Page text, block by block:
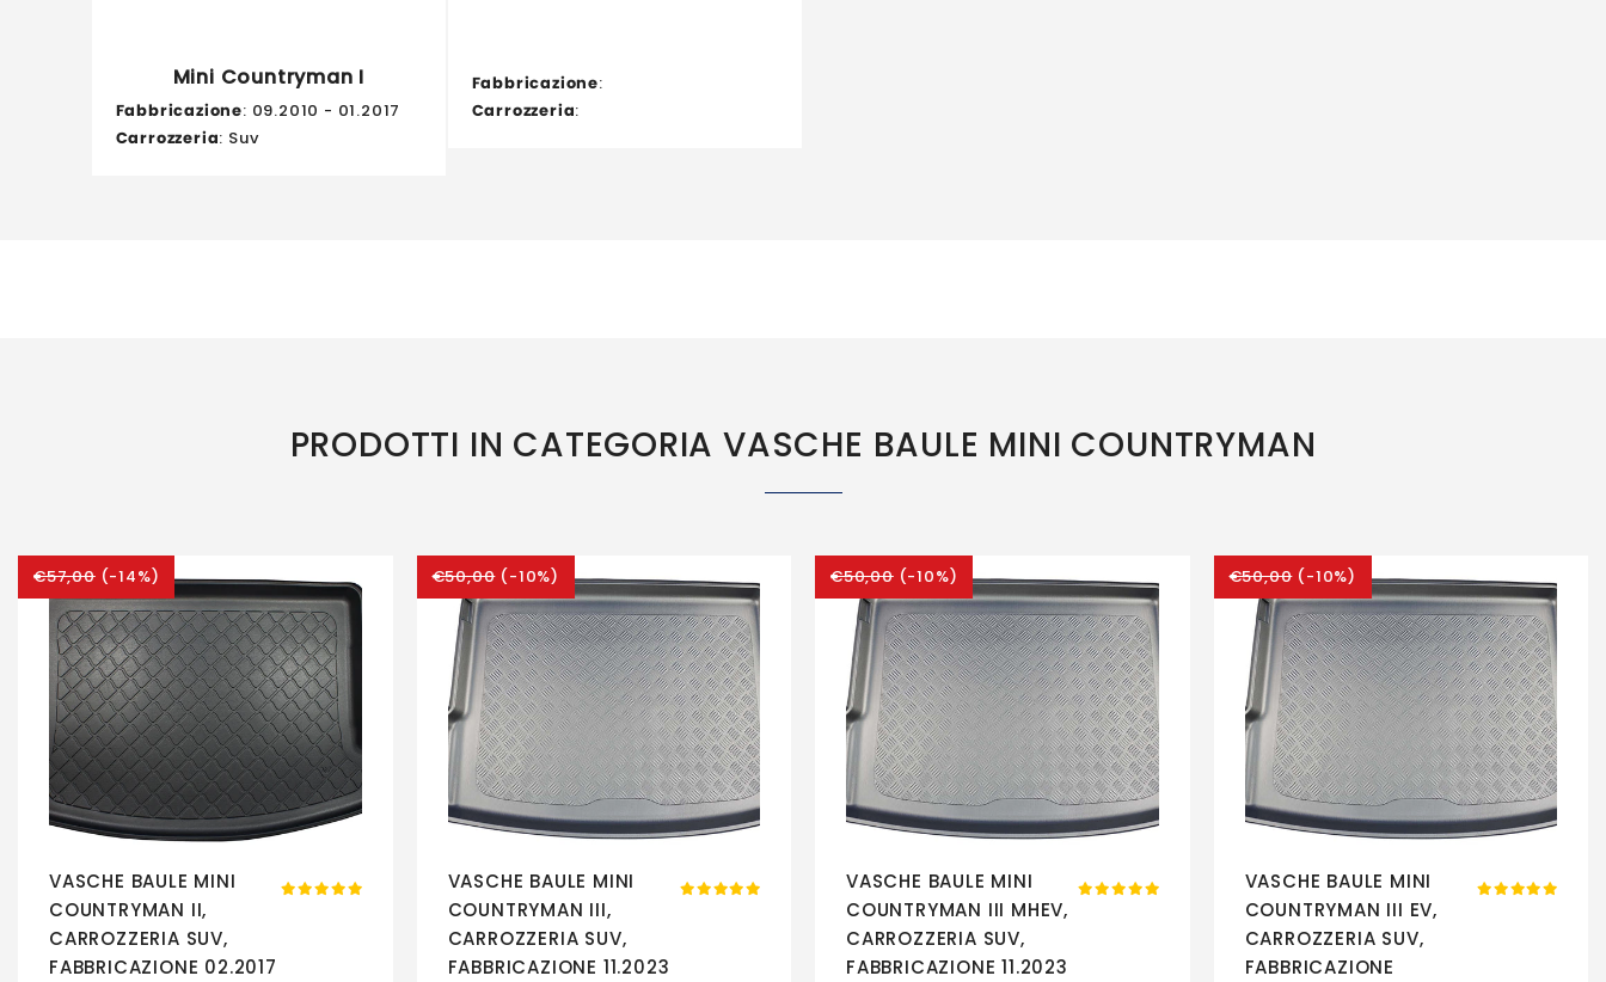
Mini Countryman I
Fabbricazione: 09.2010 - 01.2017
Carrozzeria: Suv
Fabbricazione:
Carrozzeria:
PRODOTTI IN CATEGORIA VASCHE BAULE MINI COUNTRYMAN
€57,00(-14%)
VASCHE BAULE MINI
COUNTRYMAN II,
CARROZZERIA SUV,
FABBRICAZIONE 02.2017
€50,00(-10%)
VASCHE BAULE MINI
COUNTRYMAN III,
CARROZZERIA SUV,
FABBRICAZIONE 11.2023
€50,00(-10%)
VASCHE BAULE MINI
COUNTRYMAN III MHEV,
CARROZZERIA SUV,
FABBRICAZIONE 11.2023
€50,00(-10%)
VASCHE BAULE MINI
COUNTRYMAN III EV,
CARROZZERIA SUV,
FABBRICAZIONE